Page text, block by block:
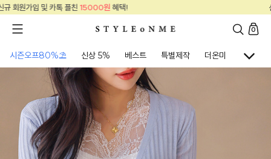
신규 회원가입 및 카톡 플친
0
시즌오프80%⛱ 신상 5% 베스트 특별제작 더온미 골프웨어